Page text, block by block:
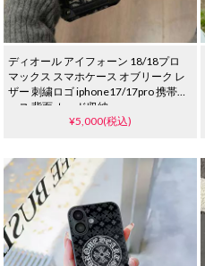
ディオール アイフォーン 18/18プロ
マックス スマホケース オブリーク レ
ザー 刺繍ロゴ iphone17/17pro 携帯ケ
ース 背面 カード収納
¥5,000(税込)